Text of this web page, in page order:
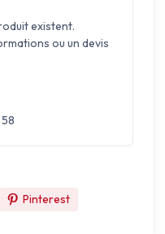
existent.
ou un devis
Pinterest